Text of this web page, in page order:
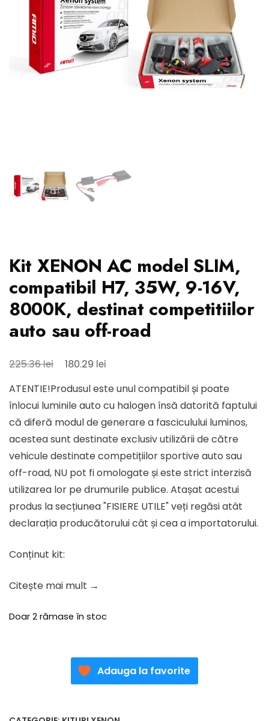
Kit XENON AC model SLIM,
compatibil H7, 35W, 9-16V,
8000K, destinat competitiilor
auto sau off-road
225.36lei
Prețul
a
fost:
225.36 lei.
180.29 lei
este:
180.29 lei.
ATENTIE!Produsul este unul compatibil și poate
înlocui luminile auto cu halogen însă datorită faptului
că diferă modul de generare a fasciculului luminos,
acestea sunt destinate exclusiv utilizării de către
vehicule destinate competițiilor sportive auto sau
off-road, NU pot fi omologate și este strict interzisă
utilizarea lor pe drumurile publice. Atașat acestui
produs la secțiunea "FISIERE UTILE" veți regăsi atât
declarația producătorului cât și cea a importatorului.
Conținut kit:
Citește mai mult →
Doar 2 rămase în stoc
Adauga la favorite